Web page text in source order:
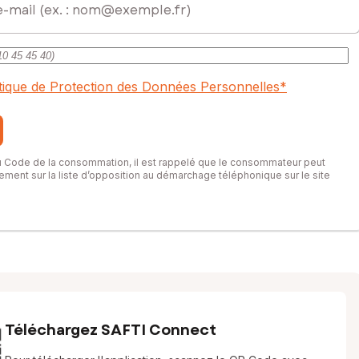
de Protection des Données Personnelles*
Code de la consommation, il est rappelé que le consommateur peut
sur la liste d’opposition au démarchage téléphonique sur le site
Téléchargez SAFTI Connect